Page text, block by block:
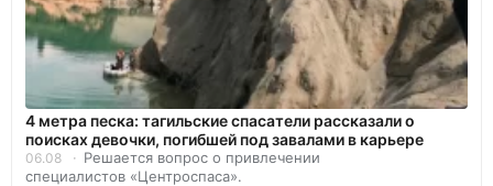
4 метра песка: тагильские спасатели рассказали о
поисках девочки, погибшей под завалами в карьере
06.08
Решается вопрос о привлечении
специалистов «Центроспаса».